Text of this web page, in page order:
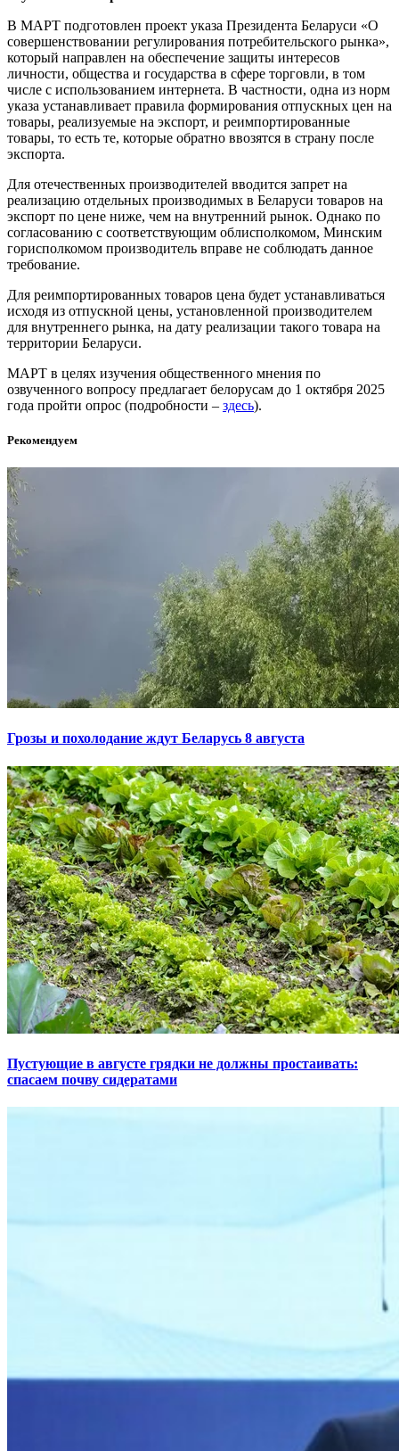
В МАРТ подготовлен проект указа Президента Беларуси «О
совершенствовании регулирования потребительского рынка»,
который направлен на обеспечение защиты интересов
личности, общества и государства в сфере торговли, в том
числе с использованием интернета. В частности, одна из норм
указа устанавливает правила формирования отпускных цен на
товары, реализуемые на экспорт, и реимпортированные
товары, то есть те, которые обратно ввозятся в страну после
экспорта.
Для отечественных производителей вводится запрет на
реализацию отдельных производимых в Беларуси товаров на
экспорт по цене ниже, чем на внутренний рынок. Однако по
согласованию с соответствующим облисполкомом, Минским
горисполкомом производитель вправе не соблюдать данное
требование.
Для реимпортированных товаров цена будет устанавливаться
исходя из отпускной цены, установленной производителем
для внутреннего рынка, на дату реализации такого товара на
территории Беларуси.
МАРТ в целях изучения общественного мнения по
озвученного вопросу предлагает белорусам до 1 октября 2025
года пройти опрос (подробности – здесь).
Рекомендуем
Грозы и похолодание ждут Беларусь 8 августа
Пустующие в августе грядки не должны простаивать:
спасаем почву сидератами